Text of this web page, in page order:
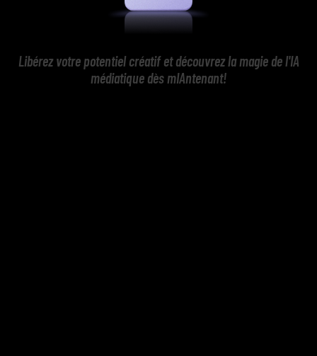
Libérez votre potentiel créatif et découvrez la magie de l'IA
médiatique dès mIAntenant!